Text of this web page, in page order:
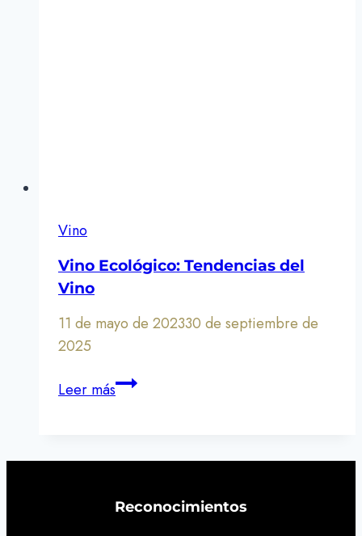
Vino
Vino Ecológico: Tendencias del
Vino
11 de mayo de 202330 de septiembre de
2025
Leer másVino
Reconocimientos